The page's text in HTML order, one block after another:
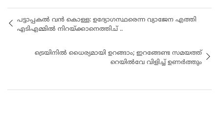
പട്ടാപ്പകൽ വൻ കൊള്ള: ഉദ്യോഗസ്ഥരെന്ന വ്യാജേന എത്തി
എടിഎമ്മിൽ നിറയ്ക്കാനെത്തിച് ..
ട്രെയിനിൽ ധൈര്യമായി ഉറങ്ങാം; ഇറങ്ങേണ്ട സമയത്ത്
റെയിൽവേ വിളിച്ച് ഉണർത്തും